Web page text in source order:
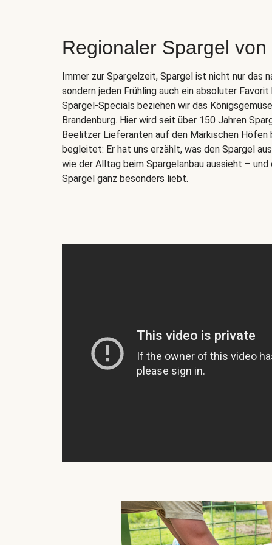
Regionaler Spargel
Immer zur Spargelzeit, Spargel ist nicht nur das
sondern jeden Frühling auch ein absoluter
Spargel-Specials beziehen wir das
Brandenburg. Hier wird seit über 150 Jahren
Beelitzer Lieferanten auf den Märkischen Höfen
begleitet: Er hat uns erzählt, was den Spargel
wie der Alltag beim Spargelanbau aussieht –
Spargel ganz besonders liebt.